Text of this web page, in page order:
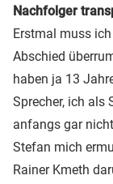
Nachfolger
Erstmal muss
Abschied
haben ja 13
Sprecher, ich als
anfangs gar
Stefan mich
Rainer Kmeth